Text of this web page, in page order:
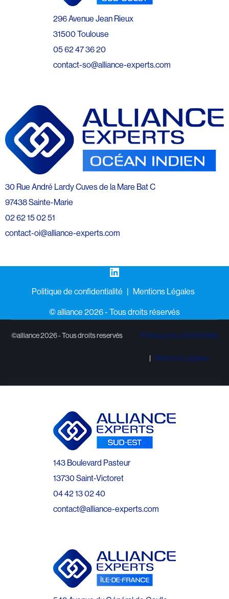
296 Avenue Jean Rieux
31500 Toulouse
05 62 47 36 20
contact-so@alliance-experts.com
30 Rue André Lardy Cuves de la Mare Bat C
97438 Sainte-Marie
02 62 15 02 51
contact-oi@alliance-experts.com
LinkedIn
Politique de confidentialité
Mentions Légales
©️ alliance 2026 - Tous droits réservés
©alliance 2026 - Tous droits reservés Politique de confidentialité
Mentions Légales
143 Boulevard Pasteur
13730 Saint-Victoret
04 42 13 02 40
contact@alliance-experts.com